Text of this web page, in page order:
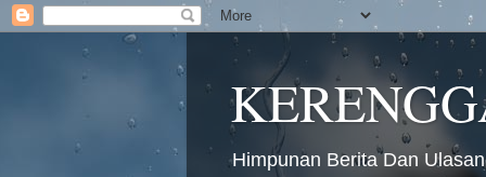
Himpunan Berita Dan